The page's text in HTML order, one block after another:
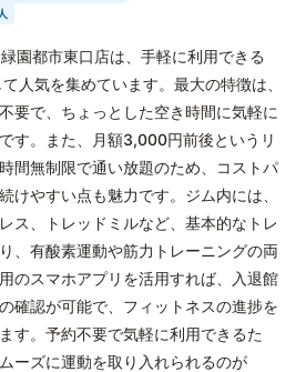
園都市東口店は、手軽に利用できる
人気を集めています。最大の特徴は、
要で、ちょっとした空き時間に気軽に
す。また、月額3,000円前後というリ
間無制限で通い放題のため、コストパ
けやすい点も魅力です。ジム内には、
ス、トレッドミルなど、基本的なトレ
、有酸素運動や筋力トレーニングの両
のスマホアプリを活用すれば、入退館
確認が可能で、フィットネスの進捗を
す。予約不要で気軽に利用できるた
ーズに運動を取り入れられるのが